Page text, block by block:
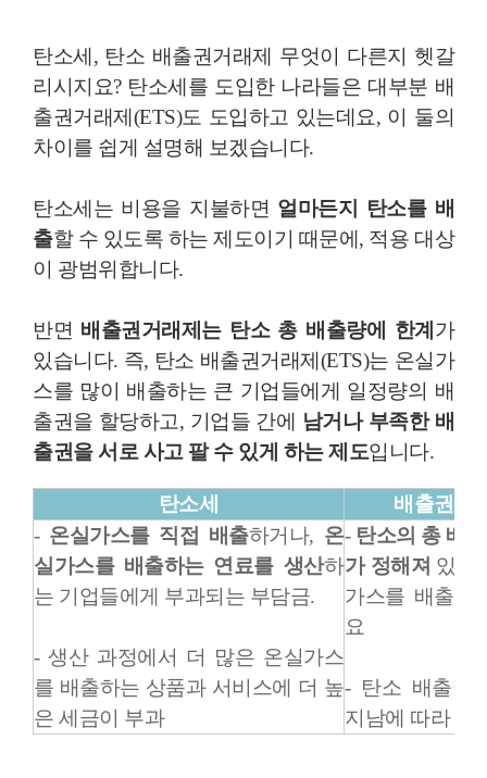
탄소세, 탄소 배출권거래제 무엇이 다른지 헷갈
리시지요? 탄소세를 도입한 나라들은 대부분 배
출권거래제(ETS)도 도입하고 있는데요, 이 둘의
차이를 쉽게 설명해 보겠습니다.
탄소세는 비용을 지불하면 얼마든지 탄소를 배
출할 수 있도록 하는 제도이기 때문에, 적용 대상
이 광범위합니다.
반면 배출권거래제는 탄소 총 배출량에 한계 가
있습니다. 즉, 탄소 배출권거래제(ETS)는 온실가
스를 많이 배출하는 큰 기업들에게 일정량의 배
출권을 할당하고, 기업들 간에
남거나 부족한 배
출권을 서로 사고 팔 수 있게 하는 제도입니다.
탄소세 배출권 거
- 온실가스를 직접 배출하거나, 온
실가스를 배출하는 연료를 생산하
는 기업들에게 부과되는 부담금.
- 생산 과정에서 더 많은 온실가스
를 배출하는 상품과 서비스에 더 높
은 세금이 부과
- 탄소의 총 배
가 정해져 있음
가스를 배출하
요
- 탄소 배출권
지남에 따라 달